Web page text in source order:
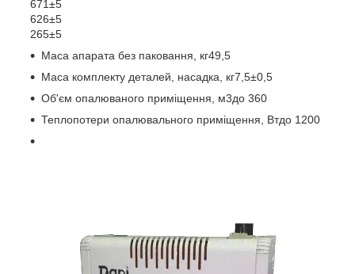
671±5
626±5
265±5
Маса апарата без паковання, кг49,5
Маса комплекту деталей, насадка, кг7,5±0,5
Об'єм опалюваного приміщення, м3до 360
Теплопотери опалювального приміщення, Втдо 1200